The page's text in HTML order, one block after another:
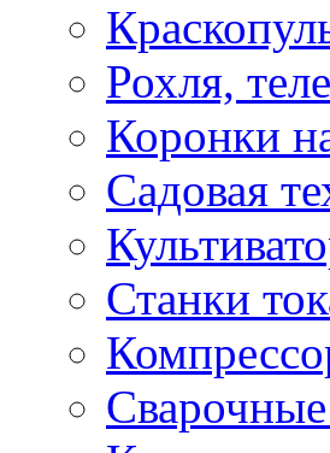
Рохля,
Коронки
Садовая
Станки